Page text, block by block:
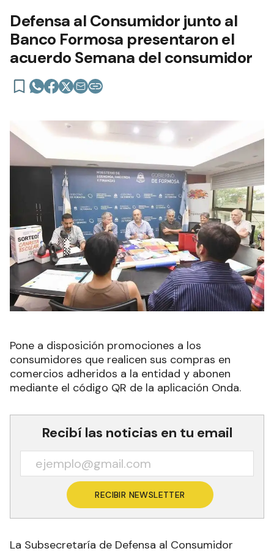
Defensa al Consumidor junto al
Banco Formosa presentaron el
acuerdo Semana del consumidor
Pone a disposición promociones a los
consumidores que realicen sus compras en
comercios adheridos a la entidad y abonen
mediante el código QR de la aplicación Onda.
Recibí las noticias en tu email
RECIBIR NEWSLETTER
La Subsecretaría de Defensa al Consumidor